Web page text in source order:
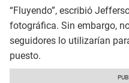
“Fluyendo”, escribió
fotográfica. Sin embargo,
seguidores lo utilizarían
puesto.